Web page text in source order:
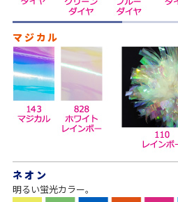
マジカル
ネオン
明るい蛍光カラー。